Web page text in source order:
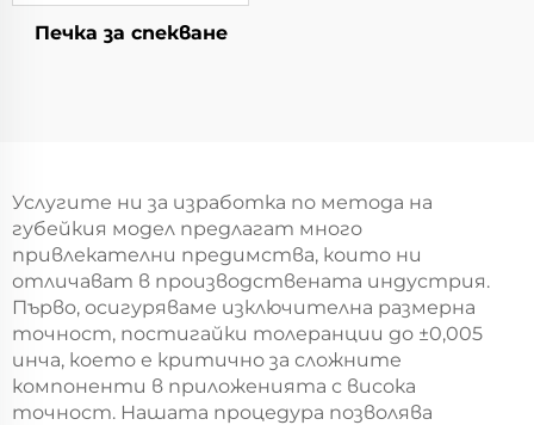
Печка за спекване
Услугите ни за изработка по метода на
губейкия модел предлагат много
привлекателни предимства, които ни
отличават в производствената индустрия.
Първо, осигуряваме изключителна размерна
точност, постигайки толеранции до ±0,005
инча, което е критично за сложните
компоненти в приложенията с висока
точност. Нашата процедура позволява